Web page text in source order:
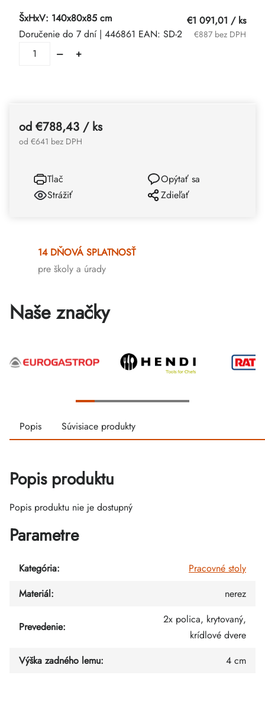
ŠxHxV: 140x80x85 cm
Doručenie do 7 dní | 446861 EAN: SD-2
€1 091,01 / ks
€887 bez DPH
od €788,43 / ks
od €641 bez DPH
Tlač
Opýtať sa
Strážiť
Zdieľať
14 DŇOVÁ SPLATNOSŤ
pre školy a úrady
Naše značky
Popis Súvisiace produkty
Popis produktu
Popis produktu nie je dostupný
Parametre
Kategória:
Pracovné stoly
Materiál: nerez
Prevedenie:
2x polica, krytovaný,
krídlové dvere
Výška zadného lemu: 4 cm